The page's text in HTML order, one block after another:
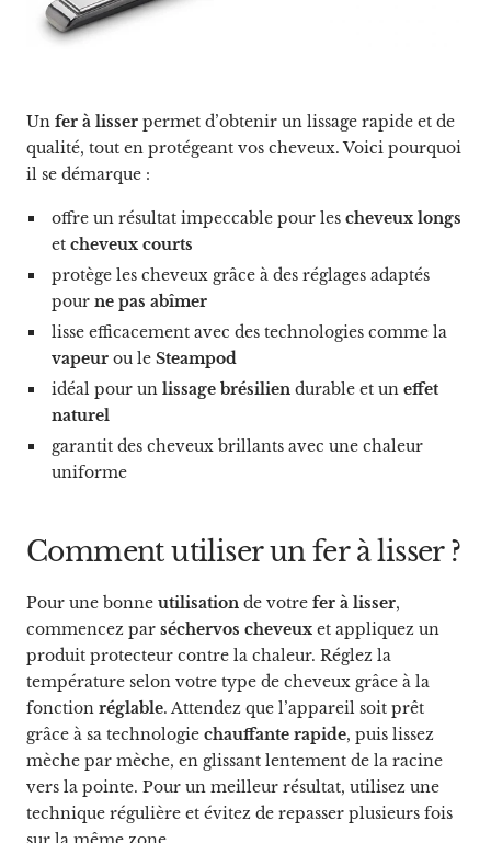
Un fer à lisser permet d’obtenir un lissage rapide et de
qualité, tout en protégeant vos cheveux. Voici pourquoi
il se démarque :
offre un résultat impeccable pour les cheveux longs
et cheveux courts
protège les cheveux grâce à des réglages adaptés
pour ne pas abîmer
lisse efficacement avec des technologies comme la
vapeurou le Steampod
idéal pour un lissage brésiliendurable et un effet
naturel
garantit des cheveux brillants avec une chaleur
uniforme
Comment utiliser un fer à lisser ?
Pour une bonne utilisation de votre fer à lisser,
commencez par séchervos cheveux et appliquez un
produit protecteur contre la chaleur. Réglez la
température selon votre type de cheveux grâce à la
fonction réglable. Attendez que l’appareil soit prêt
grâce à sa technologie chauffante rapide, puis lissez
mèche par mèche, en glissant lentement de la racine
vers la pointe. Pour un meilleur résultat, utilisez une
technique régulière et évitez de repasser plusieurs fois